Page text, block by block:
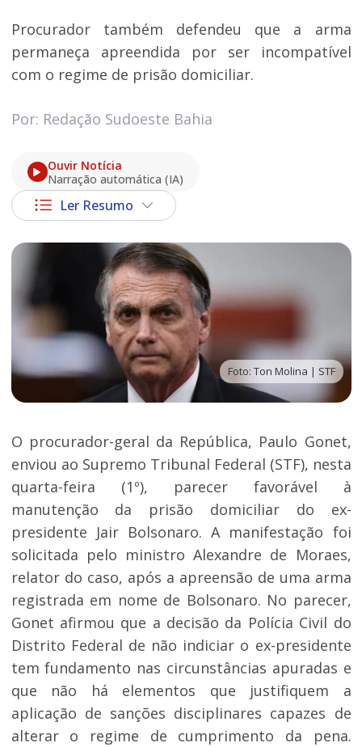
Procurador também defendeu que a arma
permaneça apreendida por ser incompatível
com o regime de prisão domiciliar.
Por: Redação Sudoeste Bahia
Ouvir Notícia
Narração automática (IA)
Ler Resumo
Foto: Ton Molina | STF
O procurador-geral da República, Paulo Gonet,
enviou ao Supremo Tribunal Federal (STF), nesta
quarta-feira (1º), parecer favorável à
manutenção da prisão domiciliar do ex-
presidente Jair Bolsonaro. A manifestação foi
solicitada pelo ministro Alexandre de Moraes,
relator do caso, após a apreensão de uma arma
registrada em nome de Bolsonaro. No parecer,
Gonet afirmou que a decisão da Polícia Civil do
Distrito Federal de não indiciar o ex-presidente
tem fundamento nas circunstâncias apuradas e
que não há elementos que justifiquem a
aplicação de sanções disciplinares capazes de
alterar o regime de cumprimento da pena.